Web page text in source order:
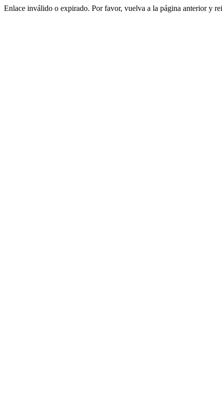
Enlace inválido o expirado. Por favor, vuelva a la página anterior y